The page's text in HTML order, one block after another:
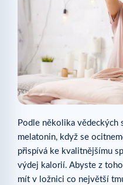
Podle několika
melatonin, když se
přispívá ke kvalitnějšímu
výdej kalorií. Abyste z
mít v ložnici co největší